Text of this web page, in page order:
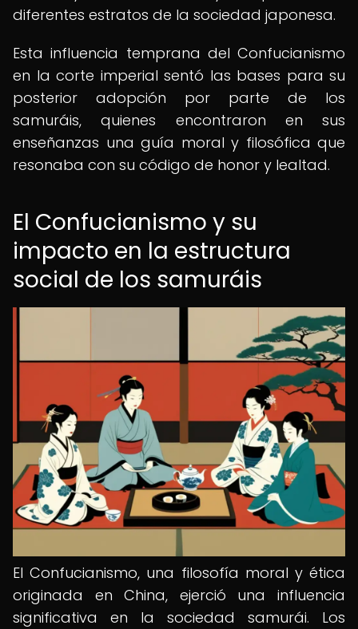
diferentes estratos de la sociedad japonesa.
Esta influencia temprana del Confucianismo
en la corte imperial sentó las bases para su
posterior adopción por parte de los
samuráis, quienes encontraron en sus
enseñanzas una guía moral y filosófica que
resonaba con su código de honor y lealtad.
El Confucianismo y su
impacto en la estructura
social de los samuráis
El Confucianismo, una filosofía moral y ética
originada en China, ejerció una influencia
significativa en la sociedad samurái. Los